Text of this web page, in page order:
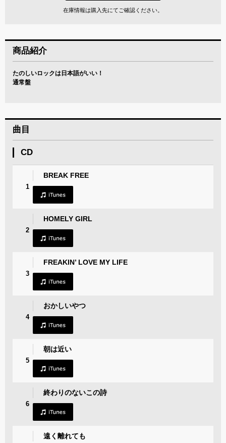
在庫情報は購入先にてご確認ください。
商品紹介
たのしいロックは日本語がいい！
通常盤
曲目
CD
1
BREAK FREE
2
HOMELY GIRL
3
FREAKIN’ LOVE MY LIFE
4
おかしいやつ
5
朝は近い
6
終わりのないこの詩
遠く離れても